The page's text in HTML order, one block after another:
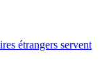
étrangers servent